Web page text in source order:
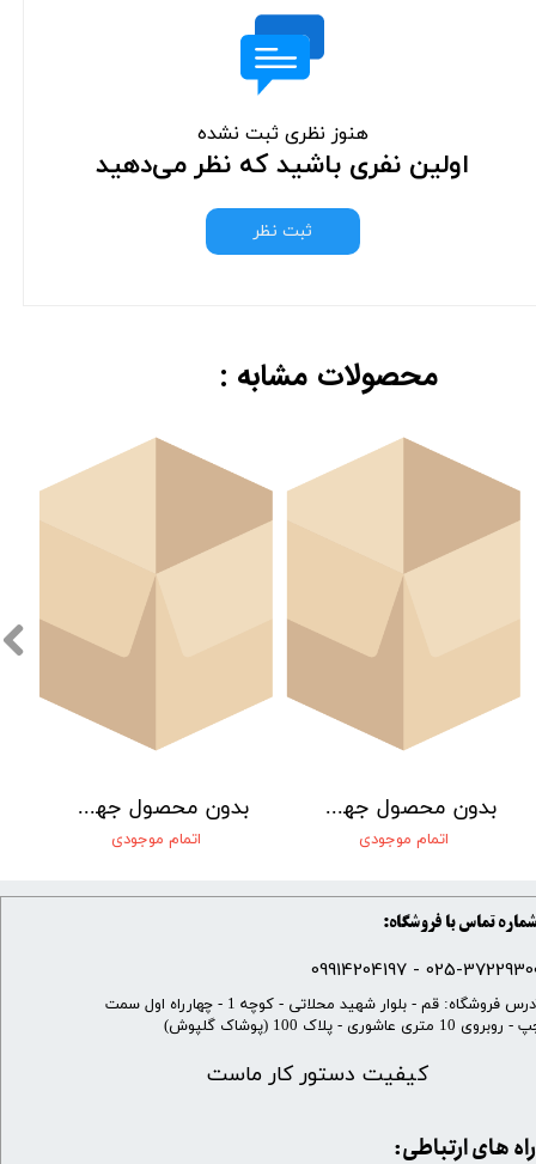
هنوز نظری ثبت نشده
اولین نفری باشید که نظر می‌دهید
ثبت نظر
بدون محصول جهت نمایش
اتمام موجودی
بدون محصول جهت نمایش
اتمام موجودی
محصولات مشابه :
شماره تماس با فروشگاه:
025-37229300 -
کیفیت دستور کار ماست
​آدرس فروشگاه: قم - بلوار شهید محلاتی - کوچه 1 - چهارراه اول سمت
10 متری عاشوری - پلاک 100 (پوشاک گلپوش)
​​راه های ارتباطی: